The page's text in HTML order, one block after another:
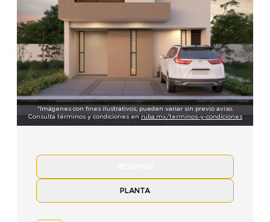
*Imágenes con fines ilustrativos, pueden variar sin previo aviso.
Consulta términos y condiciones en ruba.mx/terminos-y-condiciones
PLANTA